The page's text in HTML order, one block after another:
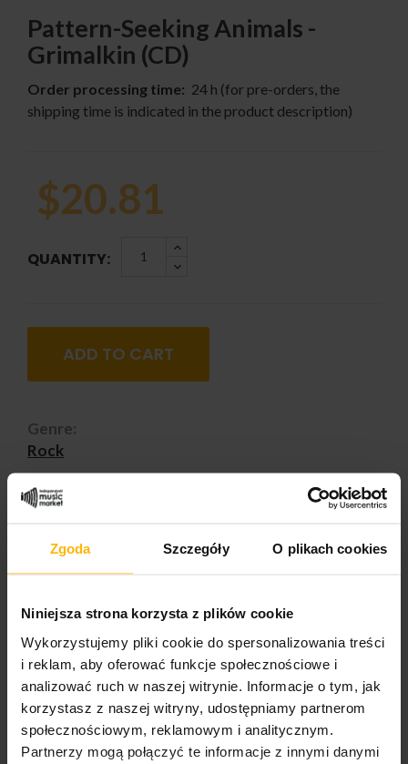
Zgoda Szczegóły O plikach cookies
Niniejsza strona korzysta z plików cookie
Wykorzystujemy pliki cookie do spersonalizowania treści
i reklam, aby oferować funkcje społecznościowe i
analizować ruch w naszej witrynie. Informacje o tym, jak
korzystasz z naszej witryny, udostępniamy partnerom
społecznościowym, reklamowym i analitycznym.
Partnerzy mogą połączyć te informacje z innymi danymi
Pattern-Seeking Animals -
Grimalkin (CD)
Order processing time: 24 h (for pre-orders, the
shipping time is indicated in the product description)
$20.81
QUANTITY:
ADD TO CART
Genre:
Rock
Styles:
Prog Rock
Album year
2026
Band name
Pattern-Seeking Animals